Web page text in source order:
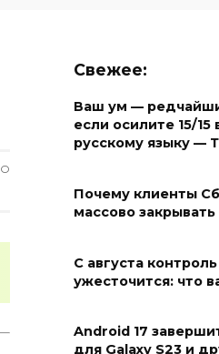
Свежее:
Ваш ум —
если осилите 15/15
русскому языку —
Почему клиенты
массово закрывать
С августа
ужесточится: что
Android 17
для Galaxy S23 и